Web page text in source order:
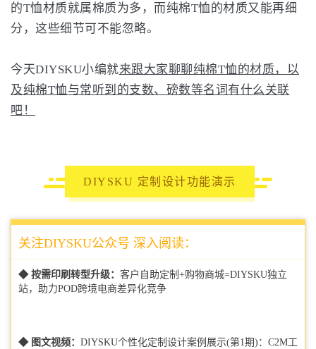
的T恤材质就属棉质为多，而纯棉T恤的材质又能再细
分，这些细节可不能忽略。
今天DIYSKU小编就来跟大家聊聊纯棉T恤的材质，以
及纯棉T恤与常听到的支数、磅数等名词有什么关联
吧！
DIYSKU 定制设计功能演示
关注DIYSKU公众号 深入阅读：
◆ 按需印刷转型升级： 客户自助定制+购物商城=DIYSKU独立
站，助力POD跨境电商差异化竞争
◆ 图文视频： DIYSKU个性化定制设计案例展示(第1期)：C2M工